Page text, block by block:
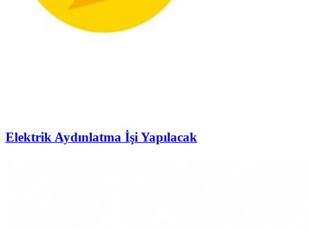
Elektrik Aydınlatma İşi Yapılacak